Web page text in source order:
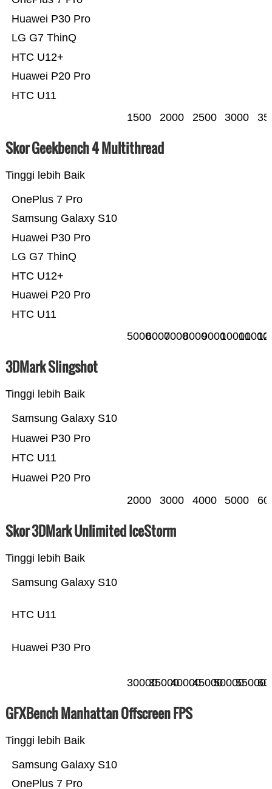
HTC U11
Huawei P20 Pro
HTC U12+
LG G7 ThinQ
Huawei P30 Pro
1500 2000 2500 3000
Skor Geekbench 4 Multithread
Tinggi lebih Baik
HTC U11
Huawei P20 Pro
HTC U12+
LG G7 ThinQ
Huawei P30 Pro
Samsung Galaxy S10
OnePlus 7 Pro
500060007000800090001000011000
3DMark Slingshot
Tinggi lebih Baik
Huawei P20 Pro
HTC U11
Huawei P30 Pro
Samsung Galaxy S10
2000 3000 4000 5000
Skor 3DMark Unlimited IceStorm
Tinggi lebih Baik
Huawei P30 Pro
HTC U11
Samsung Galaxy S10
300003500040000450005000055000
GFXBench Manhattan Offscreen FPS
Tinggi lebih Baik
OnePlus 7 Pro
Samsung Galaxy S10